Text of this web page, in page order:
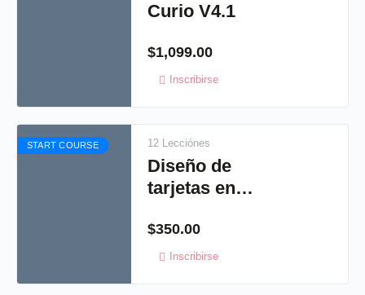
Curio V4.1
$1,099.00
Inscribirse
START COURSE 12 Lecciónes
Diseño de
tarjetas en
propias
invitaciones
$350.00
Inscribirse